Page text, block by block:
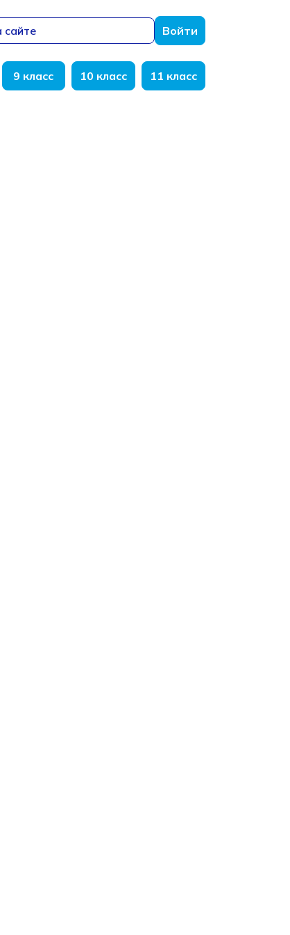
сайте Войти
9 класс 10 класс 11 класс